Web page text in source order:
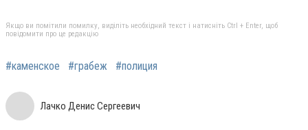
Якщо ви помітили помилку, виділіть необхідний текст і натисніть Ctrl + Enter, щоб
повідомити про це редакцію
#каменское #грабеж #полиция
Лачко Денис Сергеевич